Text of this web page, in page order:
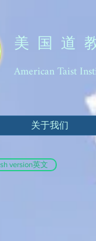
美 国 道
American Taist
关于我们
version英文